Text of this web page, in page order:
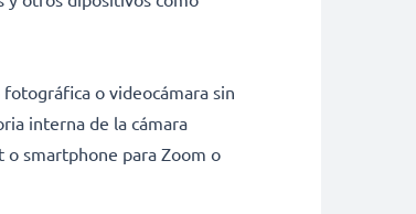
o videocámara sin
interna de la cámara
o smartphone para Zoom o